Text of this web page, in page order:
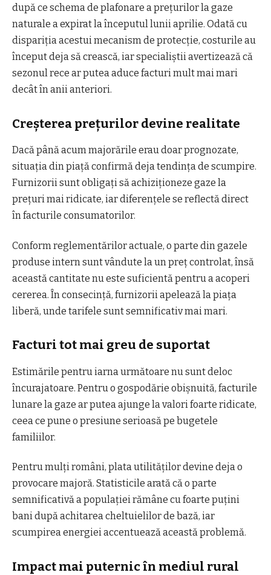
după ce schema de plafonare a prețurilor la gaze
naturale a expirat la începutul lunii aprilie. Odată cu
dispariția acestui mecanism de protecție, costurile au
început deja să crească, iar specialiștii avertizează că
sezonul rece ar putea aduce facturi mult mai mari
decât în anii anteriori.
Creșterea prețurilor devine realitate
Dacă până acum majorările erau doar prognozate,
situația din piață confirmă deja tendința de scumpire.
Furnizorii sunt obligați să achiziționeze gaze la
prețuri mai ridicate, iar diferențele se reflectă direct
în facturile consumatorilor.
Conform reglementărilor actuale, o parte din gazele
produse intern sunt vândute la un preț controlat, însă
această cantitate nu este suficientă pentru a acoperi
cererea. În consecință, furnizorii apelează la piața
liberă, unde tarifele sunt semnificativ mai mari.
Facturi tot mai greu de suportat
Estimările pentru iarna următoare nu sunt deloc
încurajatoare. Pentru o gospodărie obișnuită, facturile
lunare la gaze ar putea ajunge la valori foarte ridicate,
ceea ce pune o presiune serioasă pe bugetele
familiilor.
Pentru mulți români, plata utilităților devine deja o
provocare majoră. Statisticile arată că o parte
semnificativă a populației rămâne cu foarte puțini
bani după achitarea cheltuielilor de bază, iar
scumpirea energiei accentuează această problemă.
Impact mai puternic în mediul rural